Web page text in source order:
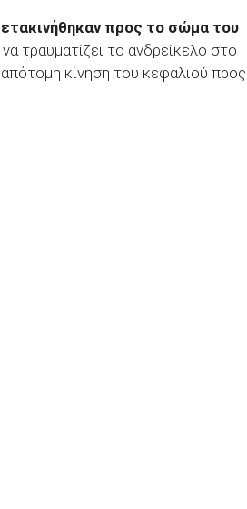
προς το σώμα του
τραυματίζει το ανδρείκελο στο
κίνηση του κεφαλιού προς